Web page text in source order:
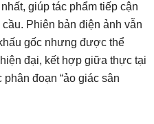
giúp tác phẩm tiếp cận
Phiên bản điện ảnh vẫn
gốc nhưng được thể
đại, kết hợp giữa thực tại
đoạn “ảo giác sân